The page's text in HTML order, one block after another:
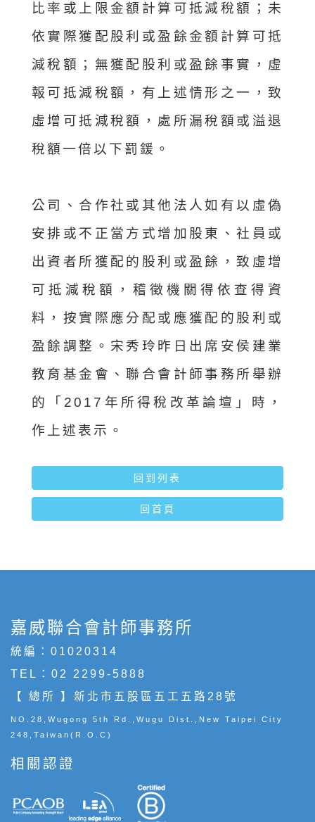
比率或上限金額計算可抵減稅額；未
依實際獲配股利或盈餘金額計算可抵
減稅額；無獲配股利或盈餘事實，虛
報可抵減稅額，有上述情形之一，致
虛增可抵減稅額，處所漏稅額或溢退
稅額一倍以下罰鍰。
公司、合作社或其他法人如有以虛偽
安排或不正當方式增加股東、社員或
出資者所獲配的股利或盈餘，致虛增
可抵減稅額，稽徵機關得依查得資
料，按實際應分配或應獲配的股利或
盈餘調整。宋秀玲昨日出席安侯建業
教育基金會、聯合會計師事務所舉辦
的「2017年所得稅改革論壇」時，
作上述表示。
回到列表
回首頁
嘉威聯合會計師事務所
統編：01020314
TEL： 02 2299-5888
【 總所 】新北市五股區五工五路28號
NO.28,Wugong 5th Rd.,Wugu Dist.,New Taipei City
248,Taiwan(R.O.C)
相關認證